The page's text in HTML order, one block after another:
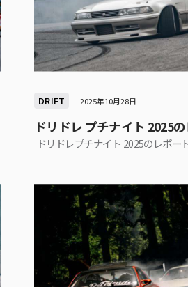
DRIFT 2025年10月28日
ドリドレ プチナイト 2025
ドリドレプチナイト 2025のレポ